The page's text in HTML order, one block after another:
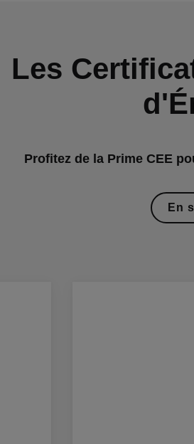
Les
Profitez de la Prime CEE
En